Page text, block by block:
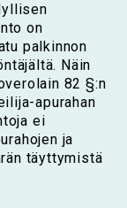
on
palkinnon
Näin
82 §:n
apurahan
ei
ja
täyttymistä